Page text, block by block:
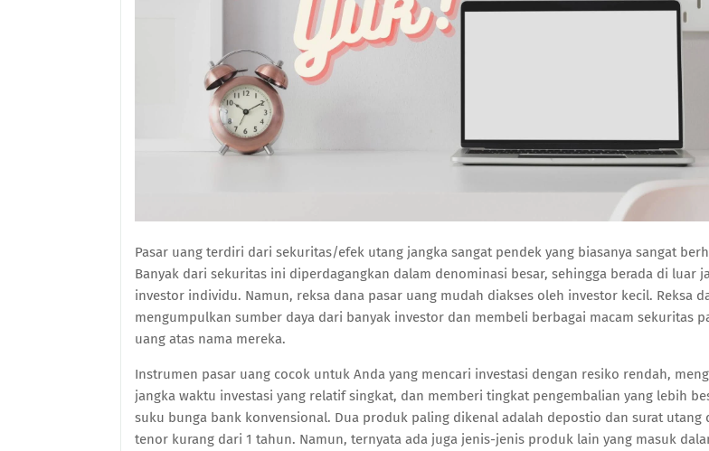
Pasar uang terdiri dari sekuritas/efek utang jangka sangat pendek yang biasanya sangat
Banyak dari sekuritas ini diperdagangkan dalam denominasi besar, sehingga berada di luar
investor individu. Namun, reksa dana pasar uang mudah diakses oleh investor kecil. Reksa
mengumpulkan sumber daya dari banyak investor dan membeli berbagai macam sekuritas
uang atas nama mereka.
Instrumen pasar uang cocok untuk Anda yang mencari investasi dengan resiko rendah,
jangka waktu investasi yang relatif singkat, dan memberi tingkat pengembalian yang lebih
suku bunga bank konvensional. Dua produk paling dikenal adalah depostio dan surat utang
tenor kurang dari 1 tahun. Namun, ternyata ada juga jenis-jenis produk lain yang masuk